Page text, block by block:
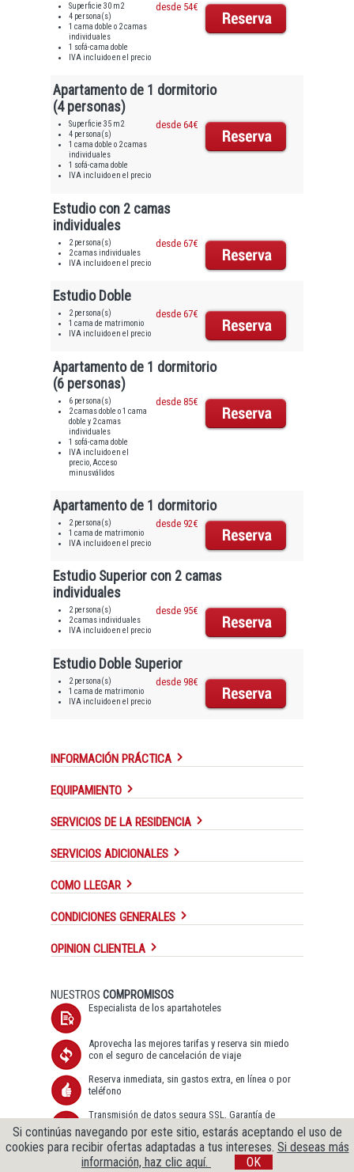
Superficie 30 m2
4 persona(s)
1 cama doble o 2 camas
individuales
1 sofá-cama doble
IVA incluido en el precio
desde 54€
Apartamento de 1 dormitorio
(4 personas)
Superficie 35 m2
4 persona(s)
1 cama doble o 2 camas
individuales
1 sofá-cama doble
IVA incluido en el precio
desde 64€
Estudio con 2 camas
individuales
2 persona(s)
2 camas individuales
IVA incluido en el precio
desde 67€
Estudio Doble
2 persona(s)
1 cama de matrimonio
IVA incluido en el precio
desde 67€
Apartamento de 1 dormitorio
(6 personas)
6 persona(s)
2 camas doble o 1 cama
doble y 2 camas
individuales
1 sofá-cama doble
IVA incluido en el
precio, Acceso
minusválidos
desde 85€
Apartamento de 1 dormitorio
2 persona(s)
1 cama de matrimonio
IVA incluido en el precio
desde 92€
Estudio Superior con 2 camas
individuales
2 persona(s)
2 camas individuales
IVA incluido en el precio
desde 95€
Estudio Doble Superior
2 persona(s)
1 cama de matrimonio
IVA incluido en el precio
desde 98€
INFORMACIÓN PRÁCTICA
EQUIPAMIENTO
SERVICIOS DE LA RESIDENCIA
SERVICIOS ADICIONALES
COMO LLEGAR
CONDICIONES GENERALES
OPINION CLIENTELA
NUESTROS COMPROMISOS
Especialista de los apartahoteles
Aprovecha las mejores tarifas y reserva sin miedo
con el seguro de cancelación de viaje
Reserva inmediata, sin gastos extra, en línea o por
teléfono
Transmisión de datos segura SSL, Garantía de
protección de datos
Copyright © 2009-2026 Cityzenbooking. Todos los derechos
Si continúas navegando por este sitio, estarás aceptando el uso de
cookies para recibir ofertas adaptadas a tus intereses. Si deseas más
información, haz clic aquí.
OK